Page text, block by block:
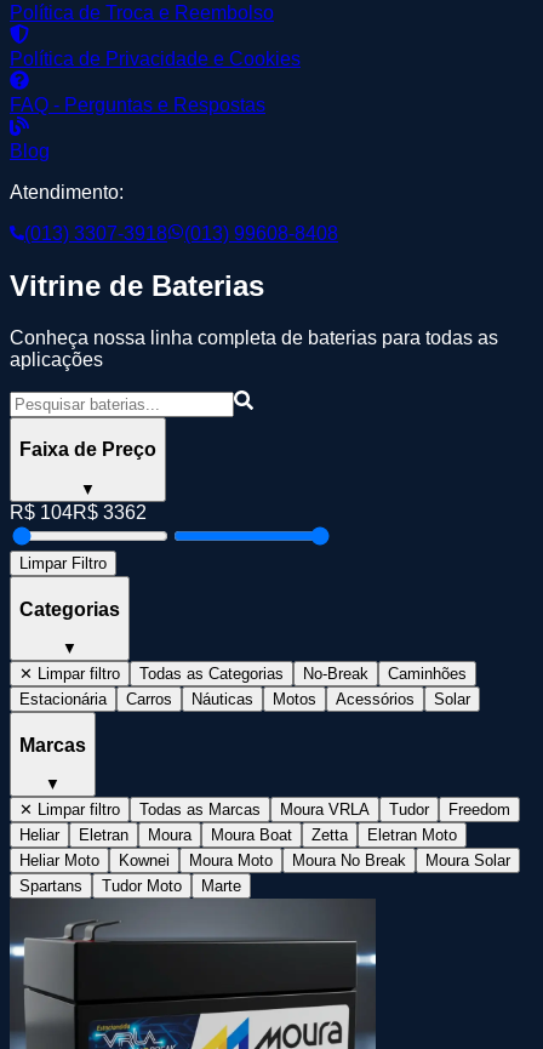
Política de Troca e Reembolso
Política de Privacidade e Cookies
FAQ - Perguntas e Respostas
Blog
Atendimento:
(013) 3307-3918
(013) 99608-8408
Vitrine de Baterias
Conheça nossa linha completa de baterias para todas as
aplicações
Faixa de Preço
▼
R$ 104R$ 3362
Limpar Filtro
Categorias
▼
✕ Limpar filtro
Todas as Categorias No-Break
Caminhões
Estacionária
Carros Náuticas Motos Acessórios Solar
Marcas
▼
✕ Limpar filtro
Todas as Marcas Moura VRLA Tudor
Freedom
Heliar
Eletran Moura Moura Boat Zetta
Eletran Moto
Heliar Moto
Kownei Moura Moto Moura No Break
Moura Solar
Spartans
Tudor Moto Marte